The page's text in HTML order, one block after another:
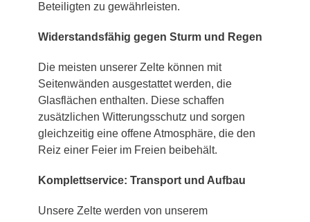
Beteiligten zu gewährleisten.
Widerstandsfähig gegen Sturm und Regen
Die meisten unserer Zelte können mit
Seitenwänden ausgestattet werden, die
Glasflächen enthalten. Diese schaffen
zusätzlichen Witterungsschutz und sorgen
gleichzeitig eine offene Atmosphäre, die den
Reiz einer Feier im Freien beibehält.
Komplettservice: Transport und Aufbau
Unsere Zelte werden von unserem